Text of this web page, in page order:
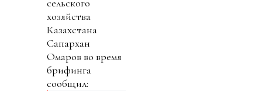
сельского
хозяйства
Казахстана
Сапархан
Омаров во время
брифинга
сообщил: